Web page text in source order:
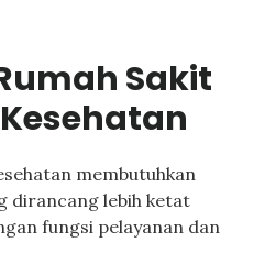
Sakit
membutuhkan
dirancang lebih ketat
fungsi pelayanan dan